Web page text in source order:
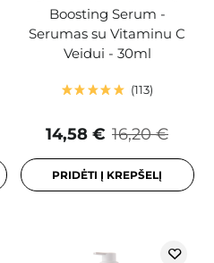
Boosting Serum -
Serumas su Vitaminu C
Veidui - 30ml
113
16,20 €
14,58 €
PRIDĖTI Į KREPŠELĮ